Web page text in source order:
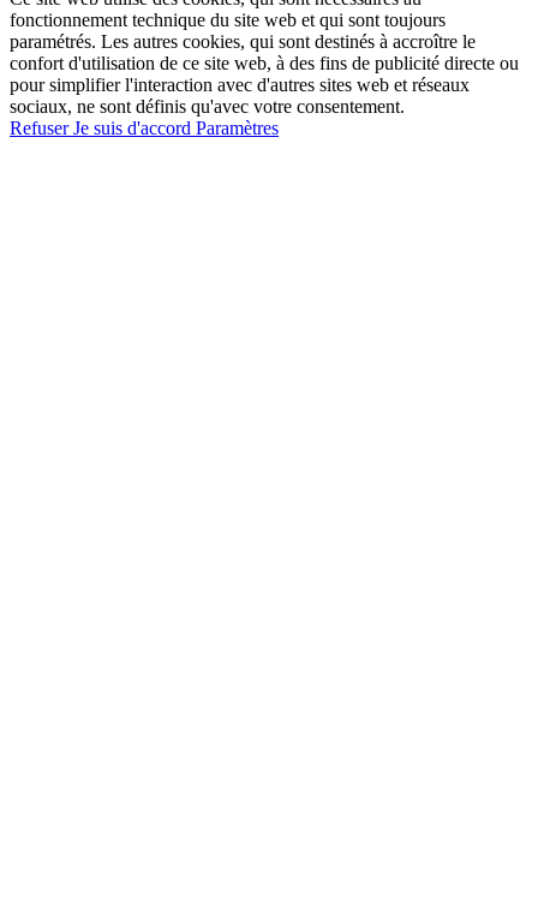
fonctionnement technique du site web et qui sont toujours
paramétrés. Les autres cookies, qui sont destinés à accroître le
confort d'utilisation de ce site web, à des fins de publicité directe ou
pour simplifier l'interaction avec d'autres sites web et réseaux
sociaux, ne sont définis qu'avec votre consentement.
RefuserJe suis d'accord Paramètres